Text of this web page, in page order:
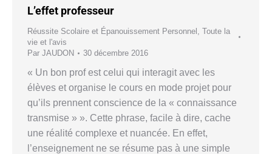
L’effet professeur
Réussite Scolaire et Épanouissement Personnel , Toute la
vie et l'avis
Par JAUDON 30 décembre 2016
« Un bon prof est celui qui interagit avec les
élèves et organise le cours en mode projet pour
qu’ils prennent conscience de la « connaissance
transmise » ». Cette phrase, facile à dire, cache
une réalité complexe et nuancée. En effet,
l’enseignement ne se résume pas à une simple